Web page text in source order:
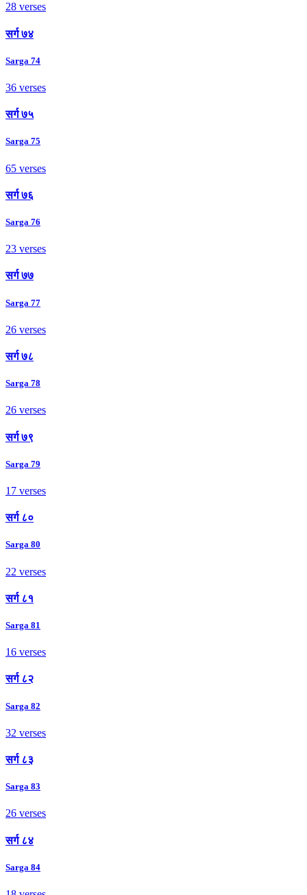
28 verses
सर्ग ७४
Sarga 74
36 verses
सर्ग ७५
Sarga 75
65 verses
सर्ग ७६
Sarga 76
23 verses
सर्ग ७७
Sarga 77
26 verses
सर्ग ७८
Sarga 78
26 verses
सर्ग ७९
Sarga 79
17 verses
सर्ग ८०
Sarga 80
22 verses
सर्ग ८१
Sarga 81
16 verses
सर्ग ८२
Sarga 82
32 verses
सर्ग ८३
Sarga 83
26 verses
सर्ग ८४
Sarga 84